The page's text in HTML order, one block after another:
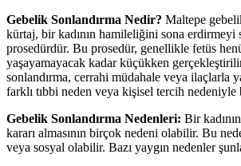
Gebelik Sonlandırma Nedir? Maltepe
kürtaj, bir kadının hamileliğini sona erdirmeyi
prosedürdür. Bu prosedür, genellikle fetüs
yaşayamayacak kadar küçükken
sonlandırma, cerrahi müdahale veya ilaçlarla
farklı tıbbi neden veya kişisel tercih
Gebelik Sonlandırma Nedenleri: Bir
kararı almasının birçok nedeni olabilir. Bu
veya sosyal olabilir. Bazı yaygın nedenler